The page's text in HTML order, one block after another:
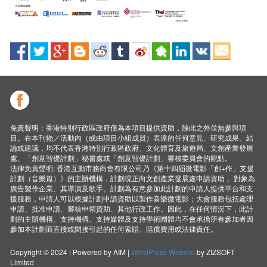
免責聲明：香港特別行政區政府僅為本項目提供資助，除此之外並無參與項
目。在本刊物／活動內（或由項目小組成員）表達的任何意見、研究成果、結
論或建議，均不代表香港特別行政區政府、文化體育及旅遊局、文創產業發展
處、「創意智優計劃」秘書處或「創意智優計劃」審核委員會的觀點。
法律免責聲明: 香港互動市務商會有限公司乃《第十四屆微電影「創+作」支援
計劃（音樂篇）》的主辦機構，計劃現正向文創產業發展處申請資助， 對象為
廣告製作企業、其導演及歌手。計劃為有意參加此計劃的申請人提供平台和支
援服務，申請人可以根據計劃申請資助以製作音樂微電影；大會服務包括處理
申請、批准申請、審核申領資助、其他行政工作。因此，在任何情況下，此計
劃的主辦機構、支持機構、支持媒體及支持學術圑體均不會承擔所有參加者因
參加本計劃而直接或間接引起的任何索賠、賠償費用或法律責任。
Copyright © 2024 | Powered by AIM |WordPress Website by ZIZSOFT
Limited